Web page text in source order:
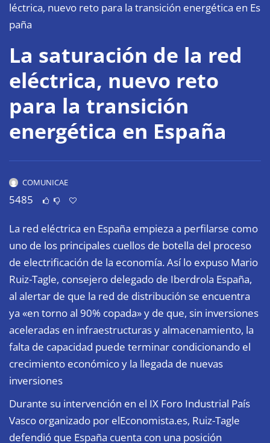
léctrica, nuevo reto para la transición energética en Es
paña
La saturación de la red
eléctrica, nuevo reto
para la transición
energética en España
COMUNICAE
5485
La red eléctrica en España empieza a perfilarse como
uno de los principales cuellos de botella del proceso
de electrificación de la economía. Así lo expuso Mario
Ruiz-Tagle, consejero delegado de Iberdrola España,
al alertar de que la red de distribución se encuentra
ya «en torno al 90% copada» y de que, sin inversiones
aceleradas en infraestructuras y almacenamiento, la
falta de capacidad puede terminar condicionando el
crecimiento económico y la llegada de nuevas
inversiones
Durante su intervención en el IX Foro Industrial País
Vasco organizado por elEconomista.es, Ruiz-Tagle
defendió que España cuenta con una posición